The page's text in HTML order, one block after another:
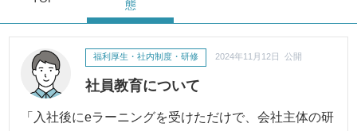
態
社員教育について
福利厚生・社内制度・研修 2024年11月12日 公開
「入社後にeラーニングを受けただけで、会社主体の研